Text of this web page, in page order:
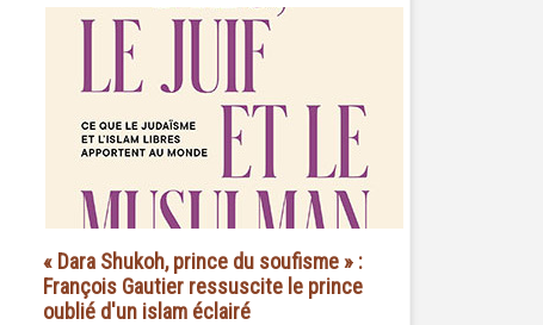
« Dara Shukoh, prince du soufisme » :
François Gautier ressuscite le prince
oublié d'un islam éclairé